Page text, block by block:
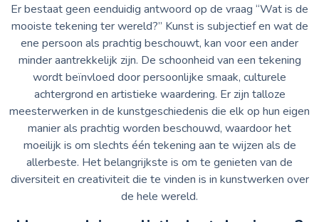
Er bestaat geen eenduidig antwoord op de vraag “Wat is de
mooiste tekening ter wereld?” Kunst is subjectief en wat de
ene persoon als prachtig beschouwt, kan voor een ander
minder aantrekkelijk zijn. De schoonheid van een tekening
wordt beïnvloed door persoonlijke smaak, culturele
achtergrond en artistieke waardering. Er zijn talloze
meesterwerken in de kunstgeschiedenis die elk op hun eigen
manier als prachtig worden beschouwd, waardoor het
moeilijk is om slechts één tekening aan te wijzen als de
allerbeste. Het belangrijkste is om te genieten van de
diversiteit en creativiteit die te vinden is in kunstwerken over
de hele wereld.